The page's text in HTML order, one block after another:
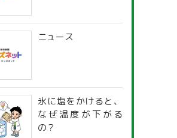
ニュース
氷に塩をかけると、
なぜ温度が下がる
の？